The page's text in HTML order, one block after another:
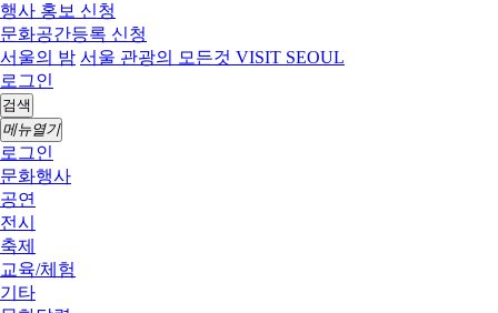
행사 홍보 신청
문화공간등록 신청
서울의 밤 서울 관광의 모든것 VISIT SEOUL
로그인
검색
메뉴열기
로그인
문화행사
공연
전시
축제
교육/체험
기타